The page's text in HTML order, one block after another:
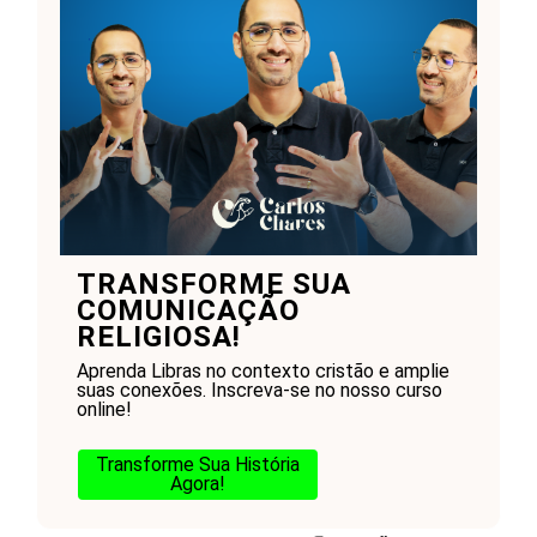
TRANSFORME SUA
COMUNICAÇÃO
RELIGIOSA!
Aprenda Libras no contexto cristão e amplie
suas conexões. Inscreva-se no nosso curso
online!
Transforme Sua História
Agora!